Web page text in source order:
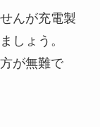
んが充電製
しょう。
が無難で